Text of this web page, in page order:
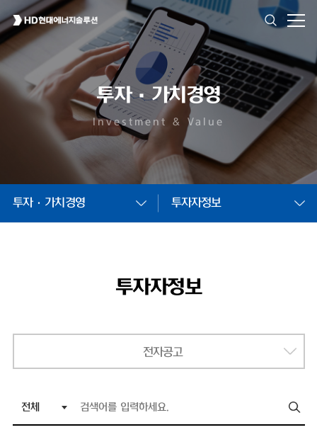
투자·가치경영
Investment & Value
투자·가치경영 투자자정보
투자자정보
전자공고